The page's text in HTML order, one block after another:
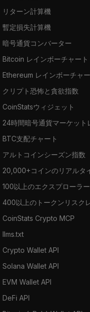
リターン計算機
暫定損失計算機
暗号通貨コンバーター
Bitcoin レインボーチャート
Ethereum レインボーチャ
クリプト恐怖と貪欲指数
CoinStatsウィジェット
24時間暗号通貨マーケット
BTC支配チャート
アルトコインシーズン指数
20,000+コインのリアルタ
100以上のエクスプローラー
400以上のトークンリスク
CoinStats Crypto MCP
llms.txt
Crypto Wallet API
Solana Wallet API
EVM Wallet API
DeFi API